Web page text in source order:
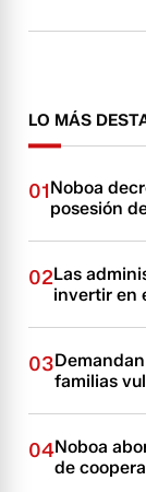
LO MÁS
01Noboa
posesión
02Las
invertir en
03
familias
04Noboa
de